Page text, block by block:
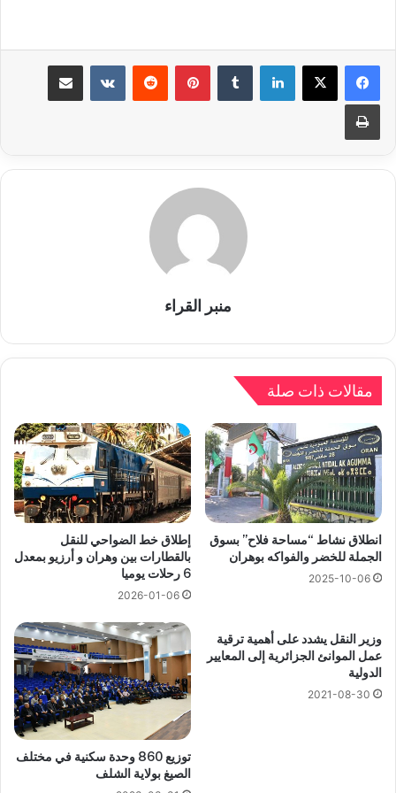
لينكدإن بينتيريست
طباعة
منبر القراء
مقالات ذات صلة
انطلاق نشاط “مساحة فلاح” بسوق
الجملة للخضر والفواكه بوهران
2025-10-06
إطلاق خط الضواحي للنقل
بالقطارات بين وهران و أرزيو بمعدل
6 رحلات يوميا
2026-01-06
وزير النقل يشدد على أهمية ترقية
عمل الموانئ الجزائرية إلى المعايير
الدولية
2021-08-30
توزيع 860 وحدة سكنية في مختلف
الصيغ بولاية الشلف